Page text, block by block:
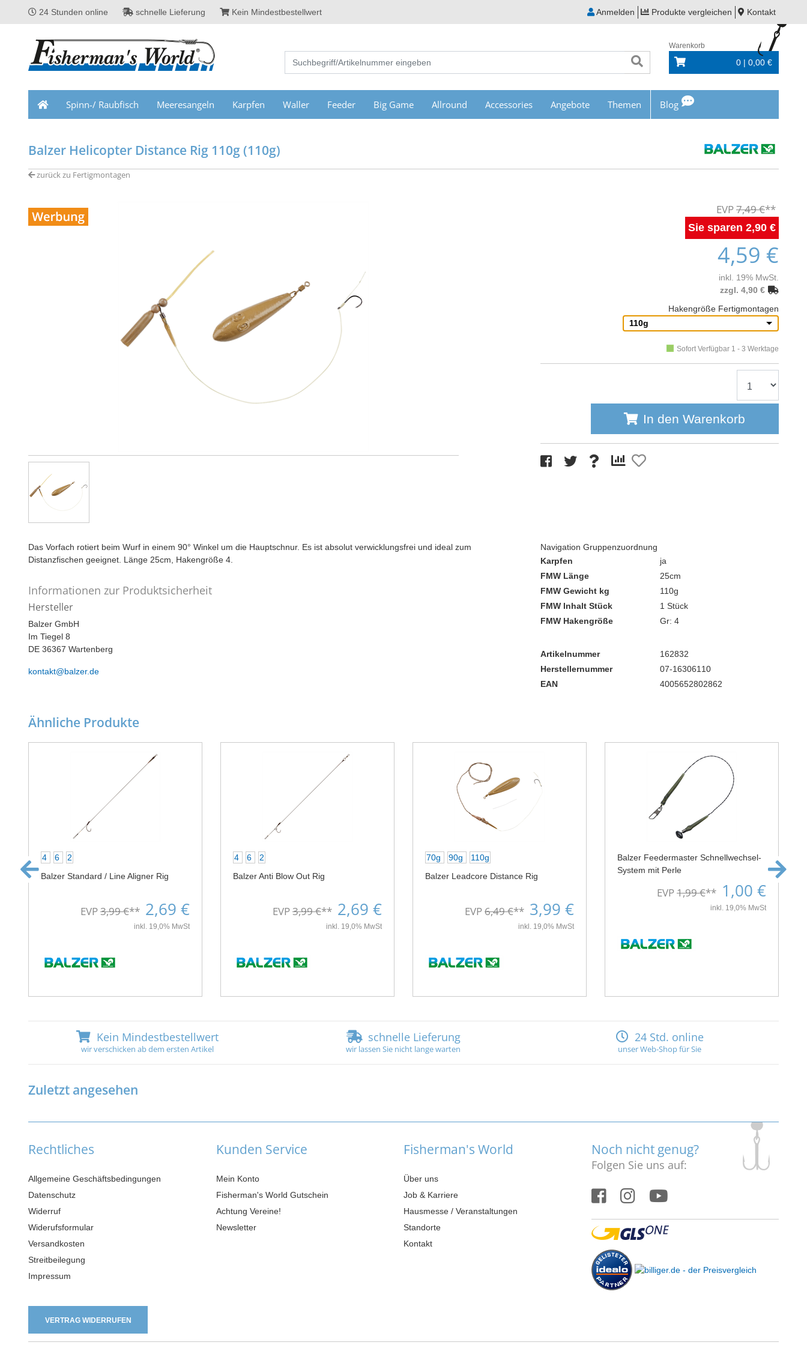
24 Stunden online schnelle Lieferung Kein Mindestbestellwert Anmelden Produkte vergleichen Kontakt
Warenkorb
0 | 0,00 €
Spinn-/ Raubfisch Meeresangeln Karpfen Waller Feeder Big Game Allround Accessories Angebote Themen Blog
Balzer Helicopter Distance Rig 110g (110g)
zurück zu Fertigmontagen
7,49 €
2,90 €
4,59 €
inkl. 19% MwSt.
zzgl. 4,90 €
Hakengröße Fertigmontagen
110g
Sofort Verfügbar 1 - 3 Werktage
In den Warenkorb
Das Vorfach rotiert beim Wurf in einem 90° Winkel um die Hauptschnur. Es ist absolut verwicklungsfrei und ideal zum
Distanzfischen geeignet. Länge 25cm, Hakengröße 4.
Informationen zur Produktsicherheit
Hersteller
Balzer GmbH
Im Tiegel 8
DE 36367 Wartenberg
kontakt@balzer.de
Navigation Gruppenzuordnung
Karpfen
ja
FMW Länge
25cm
FMW Gewicht kg
110g
FMW Inhalt Stück
1 Stück
FMW Hakengröße
Gr: 4
Artikelnummer
162832
Herstellernummer
07-16306110
EAN
4005652802862
Ähnliche Produkte
4 6
2
Balzer Standard / Line Aligner Rig
EVP3,99 €** 2,69 €
inkl. 19,0% MwSt
4 6
2
Balzer Anti Blow Out Rig
EVP3,99 €** 2,69 €
inkl. 19,0% MwSt
70g 90g
110g
Balzer Leadcore Distance Rig
EVP6,49 €** 3,99 €
inkl. 19,0% MwSt
Balzer Feedermaster Schnellwechsel-
System mit Perle
EVP1,99 €** 1,00 €
inkl. 19,0% MwSt
Kein Mindestbestellwert
wir verschicken ab dem ersten Artikel
schnelle Lieferung
wir lassen Sie nicht lange warten
24 Std. online
unser Web-Shop für Sie
Zuletzt angesehen
Rechtliches
Allgemeine Geschäftsbedingungen
Datenschutz
Widerruf
Widerufsformular
Versandkosten
Streitbeilegung
Impressum
Kunden Service
Mein Konto
Fisherman's World Gutschein
Achtung Vereine!
Newsletter
Fisherman's World
Über uns
Job & Karriere
Hausmesse / Veranstaltungen
Standorte
Kontakt
Noch nicht genug?
Folgen Sie uns auf:
VERTRAG WIDERRUFEN